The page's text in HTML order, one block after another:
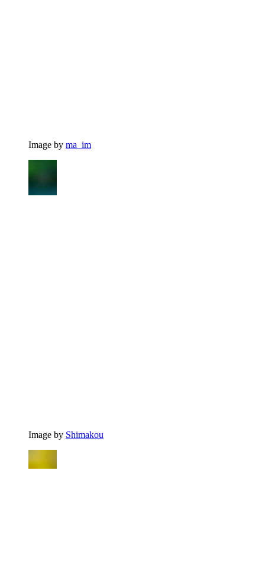
Image by ma_im
Image by Shimakou